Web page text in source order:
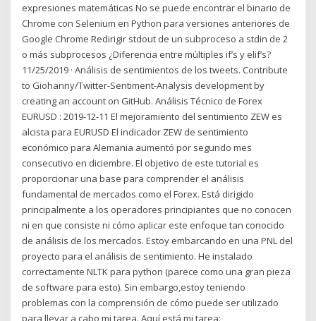
expresiones matemáticas No se puede encontrar el binario de
Chrome con Selenium en Python para versiones anteriores de
Google Chrome Redirigir stdout de un subproceso a stdin de 2
o más subprocesos ¿Diferencia entre múltiples if’s y elif’s?
11/25/2019 · Análisis de sentimientos de los tweets. Contribute
to Giohanny/Twitter-Sentiment-Analysis development by
creating an account on GitHub. Análisis Técnico de Forex
EURUSD : 2019-12-11 El mejoramiento del sentimiento ZEW es
alcista para EURUSD El indicador ZEW de sentimiento
económico para Alemania aumentó por segundo mes
consecutivo en diciembre. El objetivo de este tutorial es
proporcionar una base para comprender el análisis
fundamental de mercados como el Forex. Está dirigido
principalmente a los operadores principiantes que no conocen
ni en que consiste ni cómo aplicar este enfoque tan conocido
de análisis de los mercados. Estoy embarcando en una PNL del
proyecto para el análisis de sentimiento. He instalado
correctamente NLTK para python (parece como una gran pieza
de software para esto). Sin embargo,estoy teniendo
problemas con la comprensión de cómo puede ser utilizado
para llevar a cabo mi tarea. Aquí está mi tarea: